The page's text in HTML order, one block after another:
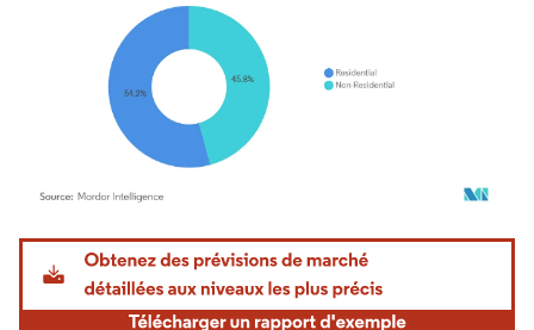
Image © Mordor Intelligence. La réutilisation nécessite une attribution sous CC BY